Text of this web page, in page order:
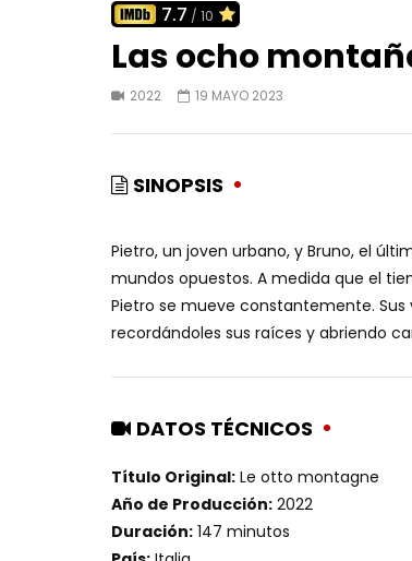
7.7 / 10
Las ocho
2022 19 MAYO 2023
SINOPSIS
Pietro, un joven urbano, y Bruno, el
mundos opuestos. A medida que el
Pietro se mueve constantemente.
recordándoles sus raíces y abriendo
DATOS TÉCNICOS
Título Original: Le otto montagne
Año de Producción: 2022
Duración: 147 minutos